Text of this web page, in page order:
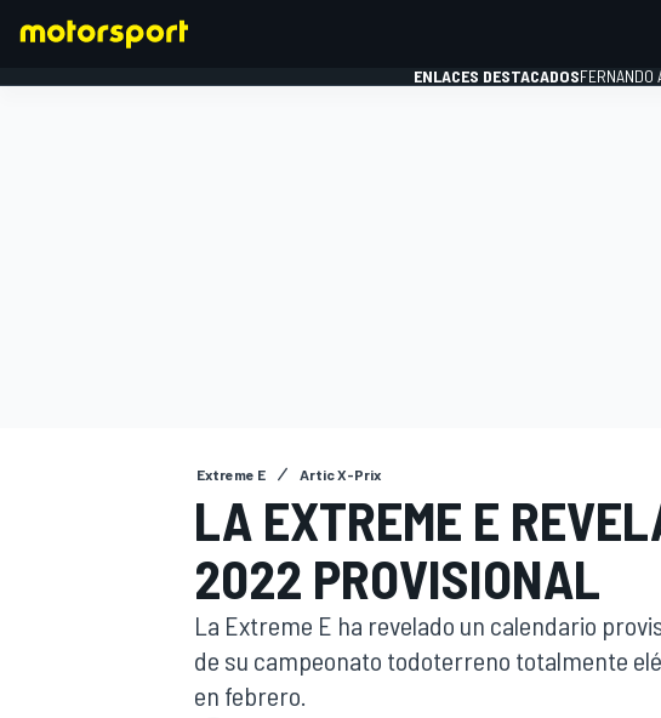
ENLACES DESTACADOSFERNANDO
Extreme E Artic X-Prix
LA EXTREME E
2022 PROVISIONAL
La Extreme E ha revelado un calendario
de su campeonato todoterreno totalmente
en febrero.